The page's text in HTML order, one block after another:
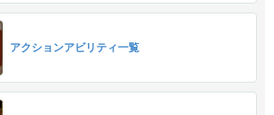
アクションアビリティ一覧